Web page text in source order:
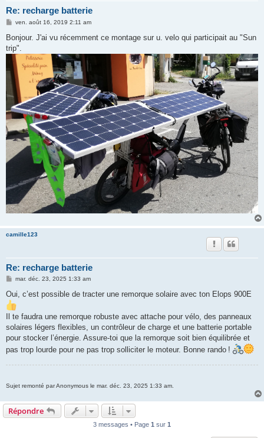
Re: recharge batterie
M
s
a
g
e
ven. août 16, 2019 2:11 am
Bonjour. J'ai vu récemment ce montage sur u. velo qui participait au "Sun
trip".
camille123
Re: recharge batterie
M
s
a
g
e
mar. déc. 23, 2025 1:33 am
Oui, c’est possible de tracter une remorque solaire avec ton Elops 900E
Il te faudra une remorque robuste avec attache pour vélo, des panneaux
solaires légers flexibles, un contrôleur de charge et une batterie portable
pour stocker l’énergie. Assure‑toi que la remorque soit bien équilibrée et
pas trop lourde pour ne pas trop solliciter le moteur. Bonne rando !
Sujet remonté par Anonymous le mar. déc. 23, 2025 1:33 am.
Répondre
3 messages • Page 1 sur 1